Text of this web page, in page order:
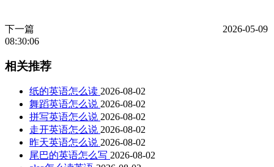
下一篇
2026-05-09
08:30:06
相关推荐
纸的英语怎么读 2026-08-02
舞蹈英语怎么说 2026-08-02
拼写英语怎么说 2026-08-02
走开英语怎么说 2026-08-02
昨天英语怎么说 2026-08-02
尾巴的英语怎么写 2026-08-02